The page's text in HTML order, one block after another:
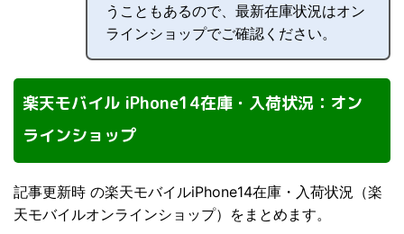
うこともあるので、最新在庫状況はオン
ラインショップでご確認ください。
楽天モバイル iPhone14在庫・入荷状況：オン
ラインショップ
記事更新時 の楽天モバイルiPhone14在庫・入荷状況（楽
天モバイルオンラインショップ）をまとめます。